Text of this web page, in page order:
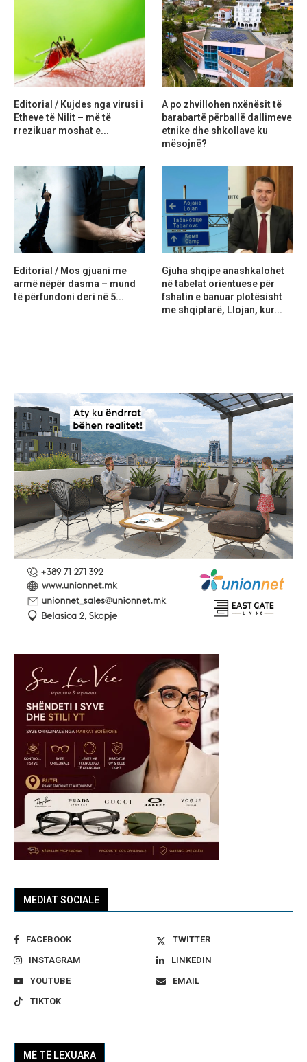
MEDIAT SOCIALE
FACEBOOK
TWITTER
INSTAGRAM
LINKEDIN
YOUTUBE
EMAIL
TIKTOK
MË TË LEXUARA
Editorial / Kujdes nga virusi i
Etheve të Nilit – më të
rrezikuar moshat e...
A po zhvillohen nxënësit të
barabartë përballë dallimeve
etnike dhe shkollave ku
mësojnë?
Editorial / Mos gjuani me
armë nëpër dasma – mund
të përfundoni deri në 5...
Gjuha shqipe anashkalohet
në tabelat orientuese për
fshatin e banuar plotësisht
me shqiptarë, Llojan, kur...